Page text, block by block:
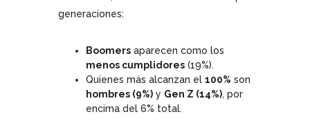
generaciones:
Boomers aparecen como los
menos cumplidores (19%).
Quienes más alcanzan el 100% son
hombres (9%) y Gen Z (14%), por
encima del 6% total.